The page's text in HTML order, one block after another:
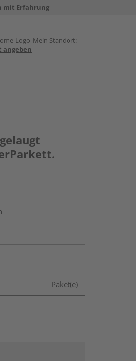
mit Erfahrung
Mein Standort:
angeben
Paket(e)